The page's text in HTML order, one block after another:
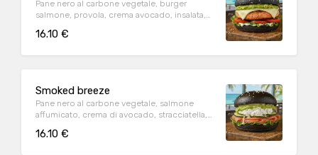
Pane nero al carbone vegetale, burger
salmone, provola, crema avocado, insalata,
16.10 €
Smoked breeze
Pane nero al carbone vegetale, salmone
affumicato, crema di avocado, stracciatella,
16.10 €